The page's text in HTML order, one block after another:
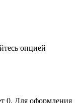
опцией
0. Для оформления